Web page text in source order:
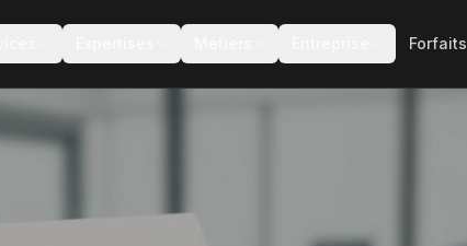
Forfaits